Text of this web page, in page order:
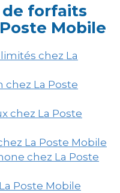
forfaits
Mobile
chez La
chez La Poste
chez La Poste
La Poste Mobile
chez La Poste
Poste Mobile